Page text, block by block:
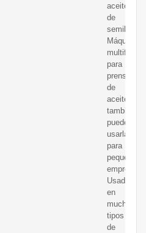
aceite
de
semillas
Máquina
para
prensas
de
aceite,
también
puede
usarla
para
pequeñas
empresas
Usado
en
muchos
tipos
de